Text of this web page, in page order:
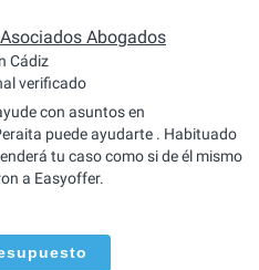
Abogados
Cádiz
verificado
con asuntos en
puede ayudarte . Habituado
tu caso como si de él mismo
a Easyoffer.